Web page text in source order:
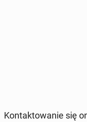
Kon­tak­to­wa­nie się